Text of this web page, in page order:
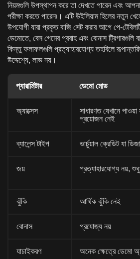
নিয়মগুলি উপস্থাপন করে তা দেখতে পারেন এবং
পরীক্ষা করতে পারেন৷। এটি উইলিয়াম হিলের নতুন
উপযোগী যারা প্রকৃত বাজি সেট করার আগে পে-
ডেমোতে, বেস গেমের প্রবাহ এবং বোনাস ট্রিগারগুলি
কিন্তু ফলাফলগুলি প্রত্যাহারযোগ্য তহবিলে
উদ্দেশ্যে, লাভ নয়।
প্যারামিটার ডেমো মোড
অ্যাক্সেস
সাধারণত যেখানে
প্রয়োজন নেই
ব্যালেন্স টাইপ ভার্চুয়াল ক্রেডিট যা
জয় প্রত্যাহারযোগ্য নয়,
ঝুঁকি আর্থিক ঝুঁকি নেই
বোনাস প্রযোজ্য নয়
যাচাইকরণ অনেক ক্ষেত্রে ডেমো